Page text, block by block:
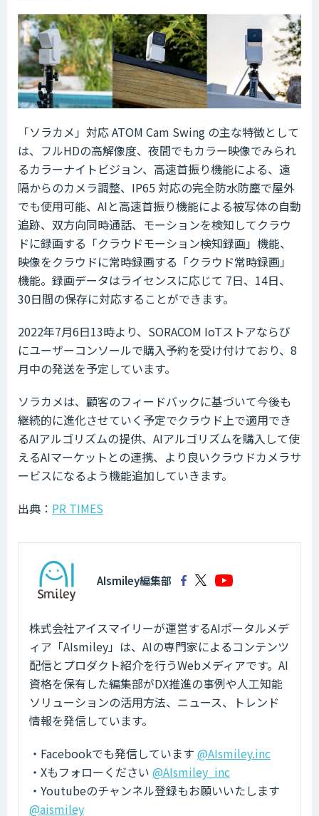
「ソラカメ」対応 ATOM Cam Swing の主な特徴として
は、フルHDの高解像度、夜間でもカラー映像でみられ
るカラーナイトビジョン、高速首振り機能による、遠
隔からのカメラ調整、IP65 対応の完全防水防塵で屋外
でも使用可能、AIと高速首振り機能による被写体の自動
追跡、双方向同時通話、モーションを検知してクラウ
ドに録画する「クラウドモーション検知録画」機能、
映像をクラウドに常時録画する「クラウド常時録画」
機能。録画データはライセンスに応じて 7日、14日、
30日間の保存に対応することができます。
2022年7月6日13時より、SORACOM IoTストアならび
にユーザーコンソールで購入予約を受け付けており、8
月中の発送を予定しています。
ソラカメは、顧客のフィードバックに基づいて今後も
継続的に進化させていく予定でクラウド上で適用でき
るAIアルゴリズムの提供、AIアルゴリズムを購入して使
えるAIマーケットとの連携、より良いクラウドカメラサ
ービスになるよう機能追加していきます。
出典： PR TIMES
AIsmiley編集部
株式会社アイスマイリーが運営するAIポータルメデ
ィア「AIsmiley」は、AIの専門家によるコンテンツ
配信とプロダクト紹介を行うWebメディアです。AI
資格を保有した編集部がDX推進の事例や人工知能
ソリューションの活用方法、ニュース、トレンド
情報を発信しています。
・Facebookでも発信しています @AIsmiley.inc
・Xもフォローください @AIsmiley_inc
・Youtubeのチャンネル登録もお願いいたします
@aismiley